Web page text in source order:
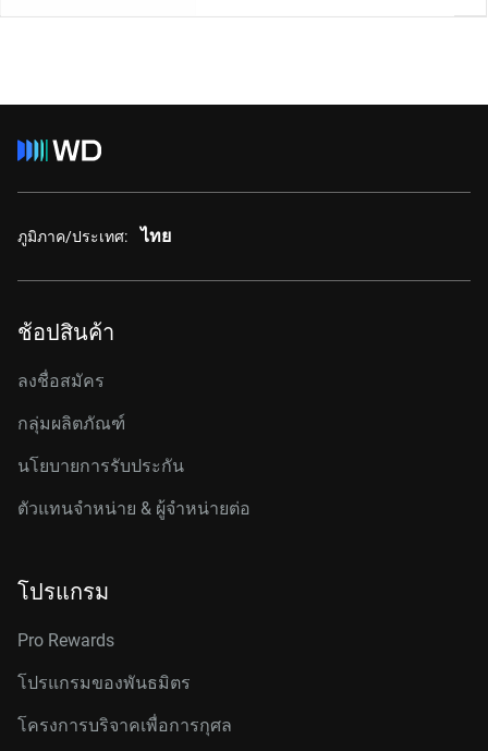
ภูมิภาค/ประเทศ: ไทย
ช้อปสินค้า
ลงชื่อสมัคร
กลุ่มผลิตภัณฑ์
นโยบายการรับประกัน
ตัวแทนจำหน่าย & ผู้จำหน่ายต่อ
โปรแกรม
Pro Rewards
โปรแกรมของพันธมิตร
โครงการบริจาคเพื่อการกุศล